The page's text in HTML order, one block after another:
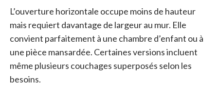
L’ouverture horizontale occupe moins de hauteur
mais requiert davantage de largeur au mur. Elle
convient parfaitement à une chambre d’enfant ou à
une pièce mansardée. Certaines versions incluent
même plusieurs couchages superposés selon les
besoins.